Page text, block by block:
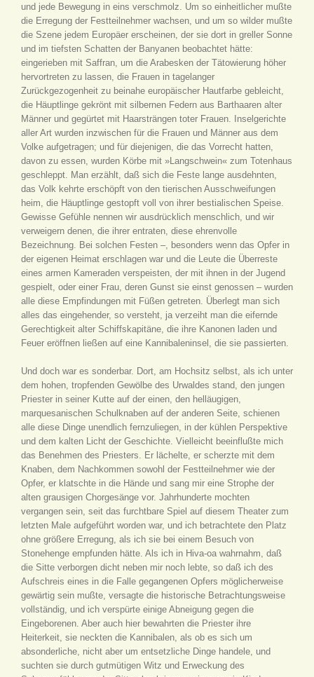
und jede Bewegung in eins verschmolz. Um so einheitlicher mußte
die Erregung der Festteilnehmer wachsen, und um so wilder mußte
die Szene jedem Europäer erscheinen, der sie dort in greller Sonne
und im tiefsten Schatten der Banyanen beobachtet hätte:
eingerieben mit Saffran, um die Arabesken der Tätowierung höher
hervortreten zu lassen, die Frauen in tagelanger
Zurückgezogenheit zu beinahe europäischer Hautfarbe gebleicht,
die Häuptlinge gekrönt mit silbernen Federn aus Barthaaren alter
Männer und gegürtet mit Haarsträngen toter Frauen. Inselgerichte
aller Art wurden inzwischen für die Frauen und Männer aus dem
Volke aufgetragen; und für diejenigen, die das Vorrecht hatten,
davon zu essen, wurden Körbe mit »Langschwein« zum Totenhaus
geschleppt. Man erzählt, daß sich die Feste lange ausdehnten,
das Volk kehrte erschöpft von den tierischen Ausschweifungen
heim, die Häuptlinge gestopft voll von ihrer bestialischen Speise.
Gewisse Gefühle nennen wir ausdrücklich menschlich, und wir
verweigern denen, die ihrer entraten, diese ehrenvolle
Bezeichnung. Bei solchen Festen –, besonders wenn das Opfer in
der eigenen Heimat erschlagen war und die Leute die Überreste
eines armen Kameraden verspeisten, der mit ihnen in der Jugend
gespielt, oder einer Frau, deren Gunst sie einst genossen – wurden
alle diese Empfindungen mit Füßen getreten. Überlegt man sich
alles das eingehender, so versteht, ja verzeiht man die eifernde
Gerechtigkeit alter Schiffskapitäne, die ihre Kanonen laden und
Feuer eröffnen ließen auf eine Kannibaleninsel, die sie passierten.
Und doch war es sonderbar. Dort, am Hochsitz selbst, als ich unter
dem hohen, tropfenden Gewölbe des Urwaldes stand, den jungen
Priester in seiner Kutte auf der einen, den helläugigen,
marquesanischen Schulknaben auf der anderen Seite, schienen
alle diese Dinge unendlich fernzuliegen, in der kühlen Perspektive
und dem kalten Licht der Geschichte. Vielleicht beeinflußte mich
das Benehmen des Priesters. Er lächelte, er scherzte mit dem
Knaben, dem Nachkommen sowohl der Festteilnehmer wie der
Opfer, er klatschte in die Hände und sang mir eine Strophe der
alten grausigen Chorgesänge vor. Jahrhunderte mochten
vergangen sein, seit das furchtbare Spiel auf diesem Theater zum
letzten Male aufgeführt worden war, und ich betrachtete den Platz
ohne größere Erregung, als ich sie bei einem Besuch von
Stonehenge empfunden hätte. Als ich in Hiva-oa wahrnahm, daß
die Sitte verborgen dicht neben mir noch lebte, so daß ich des
Aufschreis eines in die Falle gegangenen Opfers möglicherweise
gewärtig sein mußte, versagte die historische Betrachtungsweise
vollständig, und ich verspürte einige Abneigung gegen die
Eingeborenen. Aber auch hier bewahrten die Priester ihre
Heiterkeit, sie neckten die Kannibalen, als ob es sich um
absonderliche, nicht aber um entsetzliche Dinge handele, und
suchten sie durch gutmütigen Witz und Erweckung des